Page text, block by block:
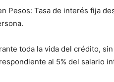
Pesos: Tasa de interés fija
toda la vida del crédito,
al 5% del salario